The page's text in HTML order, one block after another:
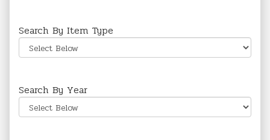
Search By Item Type
Search By Year